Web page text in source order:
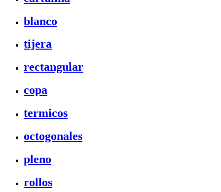
blanco
tijera
rectangular
copa
termicos
octogonales
pleno
rollos